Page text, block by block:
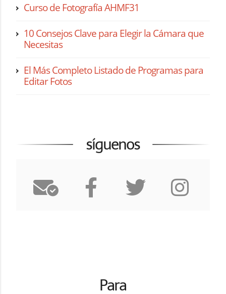
Curso de Fotografía AHMF31
10 Consejos Clave para Elegir la Cámara que
Necesitas
El Más Completo Listado de Programas para
Editar Fotos
síguenos
Para